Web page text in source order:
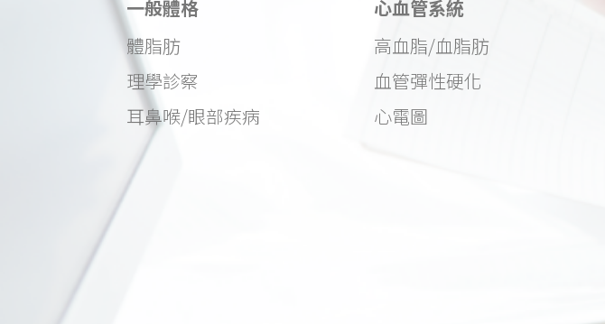
一般體格
體脂肪
理學診察
耳鼻喉/眼部疾病
心血管系統
高血脂/血脂肪
血管彈性硬化
心電圖